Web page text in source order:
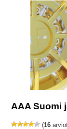
AAA Suomi
(16